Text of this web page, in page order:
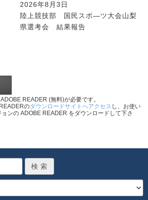
2026年8月3日
陸上競技部 国民スポ―ツ大会山梨
県選考会 結果報告
READER (無料)が必要です。
のダウンロードサイトへアクセス し、お使い
ンの ADOBE READER をダウンロードして下さ